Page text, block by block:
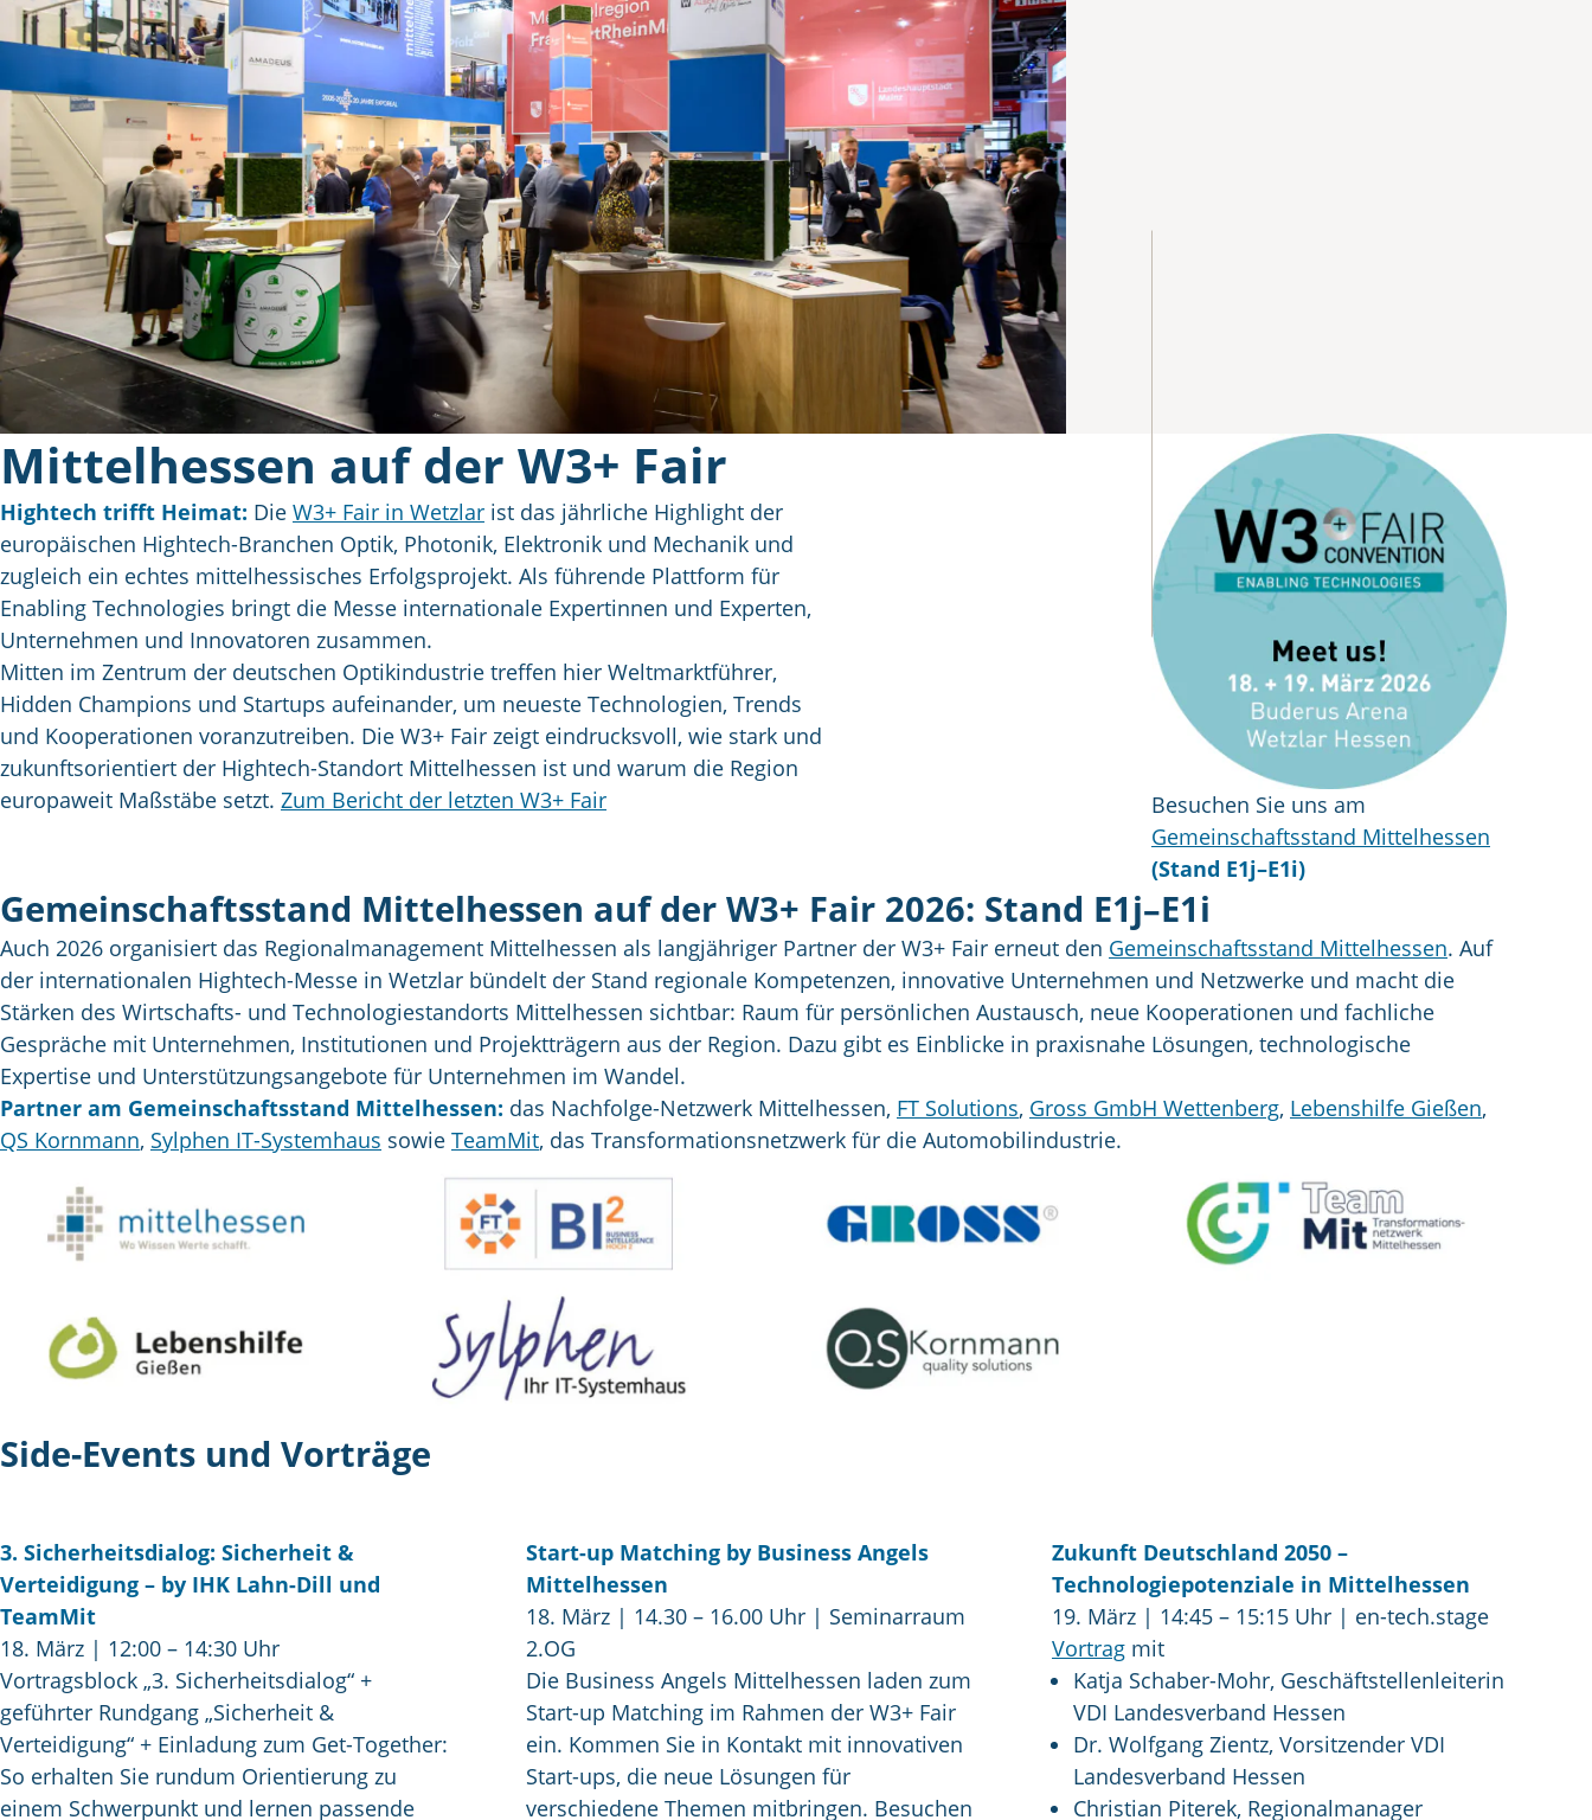
Besuchen Sie uns am
Gemeinschaftsstand Mittelhessen
(Stand E1j–E1i)
Mittelhessen auf der W3+ Fair
Hightech trifft Heimat: Die W3+ Fair in Wetzlar ist das jährliche Highlight der
europäischen Hightech-Branchen Optik, Photonik, Elektronik und Mechanik und
zugleich ein echtes mittelhessisches Erfolgsprojekt. Als führende Plattform für
Enabling Technologies bringt die Messe internationale Expertinnen und Experten,
Unternehmen und Innovatoren zusammen.
Mitten im Zentrum der deutschen Optikindustrie treffen hier Weltmarktführer,
Hidden Champions und Startups aufeinander, um neueste Technologien, Trends
und Kooperationen voranzutreiben. Die W3+ Fair zeigt eindrucksvoll, wie stark und
zukunftsorientiert der Hightech-Standort Mittelhessen ist und warum die Region
europaweit Maßstäbe setzt. Zum Bericht der letzten W3+ Fair
Gemeinschaftsstand Mittelhessen auf der W3+ Fair 2026: Stand E1j–E1i
Auch 2026 organisiert das Regionalmanagement Mittelhessen als langjähriger Partner der W3+ Fair erneut den Gemeinschaftsstand Mittelhessen. Auf
der internationalen Hightech-Messe in Wetzlar bündelt der Stand regionale Kompetenzen, innovative Unternehmen und Netzwerke und macht die
Stärken des Wirtschafts- und Technologiestandorts Mittelhessen sichtbar: Raum für persönlichen Austausch, neue Kooperationen und fachliche
Gespräche mit Unternehmen, Institutionen und Projektträgern aus der Region. Dazu gibt es Einblicke in praxisnahe Lösungen, technologische
Expertise und Unterstützungsangebote für Unternehmen im Wandel.
Partner am Gemeinschaftsstand Mittelhessen: das Nachfolge-Netzwerk Mittelhessen, FT Solutions, Gross GmbH Wettenberg, Lebenshilfe Gießen,
QS Kornmann, Sylphen IT-Systemhaus sowie TeamMit, das Transformationsnetzwerk für die Automobilindustrie.
Side-Events und Vorträge
3. Sicherheitsdialog: Sicherheit &
Verteidigung – by IHK Lahn-Dill und
TeamMit
18. März | 12:00 – 14:30 Uhr
Vortragsblock „3. Sicherheitsdialog“ +
geführter Rundgang „Sicherheit &
Verteidigung“ + Einladung zum Get-Together:
So erhalten Sie rundum Orientierung zu
einem Schwerpunkt und lernen passende
Start-up Matching by Business Angels
Mittelhessen
18. März | 14.30 – 16.00 Uhr | Seminarraum
2.OG
Die Business Angels Mittelhessen laden zum
Start-up Matching im Rahmen der W3+ Fair
ein. Kommen Sie in Kontakt mit innovativen
Start-ups, die neue Lösungen für
verschiedene Themen mitbringen. Besuchen
Zukunft Deutschland 2050 –
Technologiepotenziale in Mittelhessen
19. März | 14:45 – 15:15 Uhr | en-tech.stage
Vortrag mit
Katja Schaber-Mohr, Geschäftstellenleiterin
VDI Landesverband Hessen
Dr. Wolfgang Zientz, Vorsitzender VDI
Landesverband Hessen
Christian Piterek, Regionalmanager